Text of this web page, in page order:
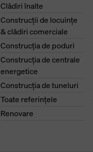
Clădiri înalte
Construcţii de locuinţe
& clădiri comerciale
Construcţia de poduri
Construcţia de centrale
energetice
Construcţia de tuneluri
Toate referinţele
Renovare